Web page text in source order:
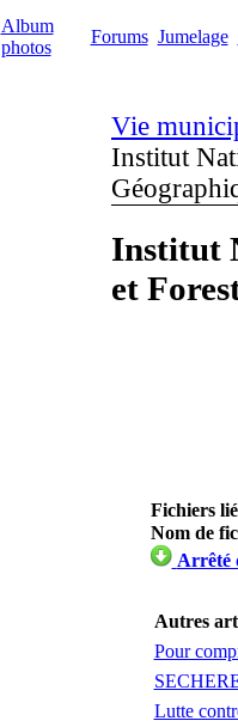
Album
photos
Forums Jumelage
Vie
Institut
Institut
et
Fichiers
Nom de
Arrêté
Autres
Pour
Lutte